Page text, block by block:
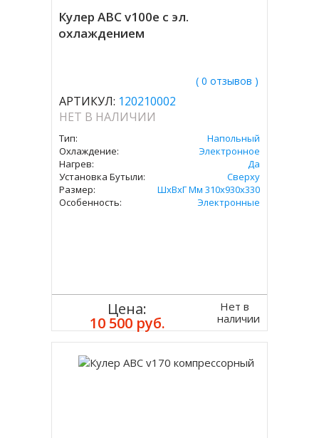
Кулер ABC v100e с эл.
охлаждением
( 0 отзывов )
АРТИКУЛ: 120210002
НЕТ В НАЛИЧИИ
Тип:
Напольный
Охлаждение:
Электронное
Нагрев:
Да
Установка Бутыли:
Сверху
Размер:
ШхВхГ Мм 310х930х330
Особенность:
Электронные
Цена:
10 500 руб.
Нет в
наличии